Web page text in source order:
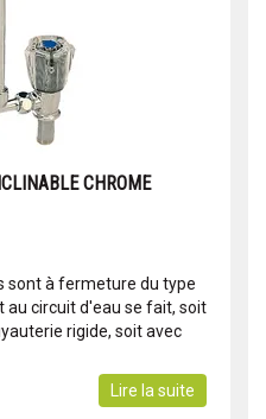
CHROME
sont à fermeture du type
au circuit d'eau se fait, soit
rigide, soit avec
Lire la suite